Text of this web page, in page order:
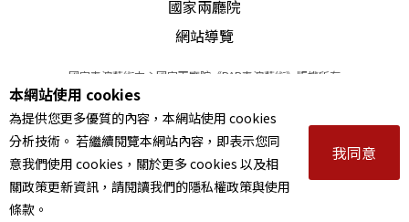
量。除了金錢之外，政治威權的擴延，國家也幾乎
壟斷了藝術評論、藝術鑑賞等各個領域。它是一組
「文化霸權」，國家統合了贊助的分配工作，在分
配中進行籠絡與收編，當然也就有了懷疑與歧視，
這也是台灣文化藝術的領域裡，充滿了悲憤與不滿
的關鍵。
國家兩廳院
網站導覽
國家表演藝術中心國家兩廳院《PAR表演藝術》版權所有
© 2022Performing arts redefined. All Rights Reserved
統一編號 Tax Id number 00973926
本站所提供相關演出資訊，如有異動應以主辦單位公告為準。
服務條款｜隱私權聲明｜著作權聲明
本網站使用 cookies
為提供您更多優質的內容，本網站使用 cookies
分析技術。 若繼續閱覽本網站內容，即表示您同
意我們使用 cookies，關於更多 cookies 以及相
關政策更新資訊，請閱讀我們的隱私權政策與使用
條款。
我同意